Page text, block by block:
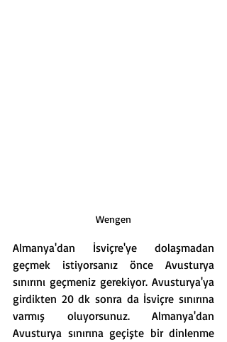
Wengen
Almanya'dan İsviçre'ye dolaşmadan
geçmek istiyorsanız önce Avusturya
sınırını geçmeniz gerekiyor. Avusturya'ya
girdikten 20 dk sonra da İsviçre sınırına
varmış oluyorsunuz. Almanya'dan
Avusturya sınırına geçişte bir dinlenme